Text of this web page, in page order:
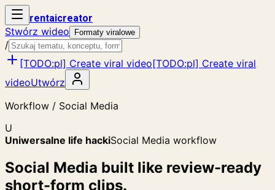
rentaicreator
Stwórz wideo Formaty viralowe
/
[TODO:pl] Create viral video[TODO:pl] Create viral
videoUtwórz
Workflow / Social Media
U
Uniwersalne life hackiSocial Media workflow
Social Media built like review-ready
short-form clips.